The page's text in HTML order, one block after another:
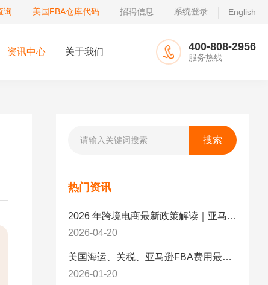
询 美国FBA仓库代码 招聘信息 系统登录 English
资讯中心 关于我们 400-808-2956
服务热线
热门资讯
2026 年跨境电商最新政策解读｜亚马逊卖家必看：合规、成本与物流新机遇
2026-04-20
美国海运、关税、亚马逊FBA费用最新政策解读与应对策略（2026版）
2026-01-20